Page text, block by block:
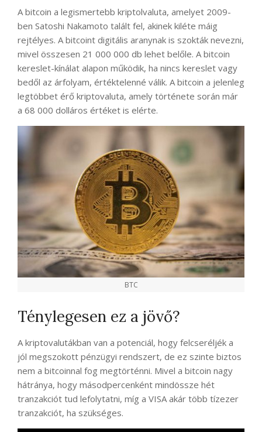
A bitcoin a legismertebb kriptolvaluta, amelyet 2009-
ben Satoshi Nakamoto talált fel, akinek kiléte máig
rejtélyes. A bitcoint digitális aranynak is szokták nevezni,
mivel összesen 21 000 000 db lehet belőle. A bitcoin
kereslet-kínálat alapon működik, ha nincs kereslet vagy
bedől az árfolyam, értéktelenné válik. A bitcoin a jelenleg
legtöbbet érő kriptovaluta, amely története során már
a 68 000 dolláros értéket is elérte.
BTC
Ténylegesen ez a jövő?
A kriptovalutákban van a potenciál, hogy felcseréljék a
jól megszokott pénzügyi rendszert, de ez szinte biztos
nem a bitcoinnal fog megtörténni. Mivel a bitcoin nagy
hátránya, hogy másodpercenként mindössze hét
tranzakciót tud lefolytatni, míg a VISA akár több tízezer
tranzakciót, ha szükséges.